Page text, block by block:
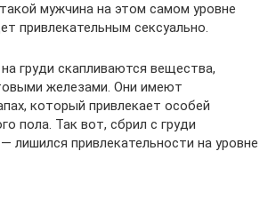
мужчина на этом самом уровне
привлекательным сексуально.
груди скапливаются вещества,
железами. Они имеют
который привлекает особей
пола. Так вот, сбрил с груди
лишился привлекательности на уровне